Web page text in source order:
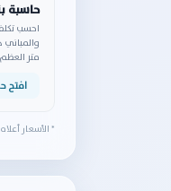
حاسبة
احسب
متر العظم
افتح
* الأسعار